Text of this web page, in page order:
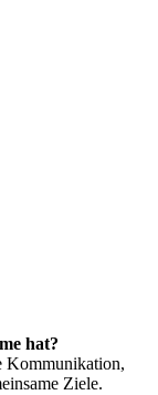
hat?
Kommunikation,
Ziele.